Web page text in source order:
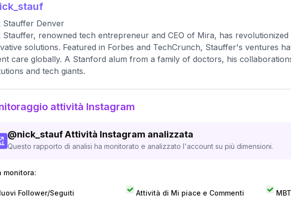
Stauffer Denver
Stauffer, renowned tech entrepreneur and CEO of Mira, has
solutions. Featured in Forbes and TechCrunch, Stauffer's ventures
care globally. A Stanford alum from a family of doctors, his
and tech giants.
attività Instagram
@nick_staufAttività Instagram analizzata
Questo rapporto di analisi ha monitorato e analizzato l'account su più dimensioni.
monitora:
Follower/Seguiti Attività di Mi piace e Commenti